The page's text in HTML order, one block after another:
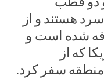
هستند و از
شده است و
که از
منطقه سفر کرد.